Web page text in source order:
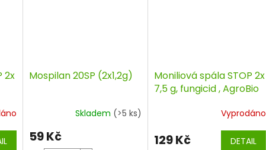
2x
Mospilan 20SP (2x1,2g)
Skladem (>5 ks)
59 Kč
Moniliová spála STOP 2x
7,5 g, fungicid , AgroBio
Vyprodáno
129 Kč DETAIL